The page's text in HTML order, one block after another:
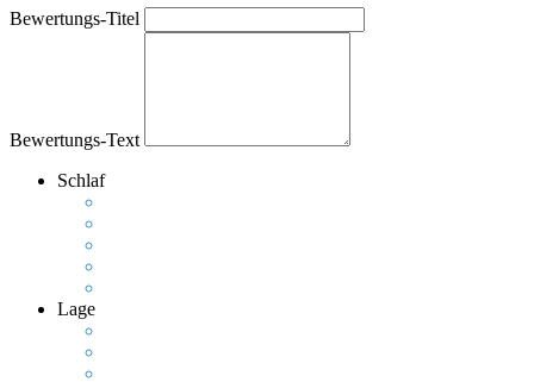
Bewertungs-Titel
Bewertungs-Text
Schlaf
Lage